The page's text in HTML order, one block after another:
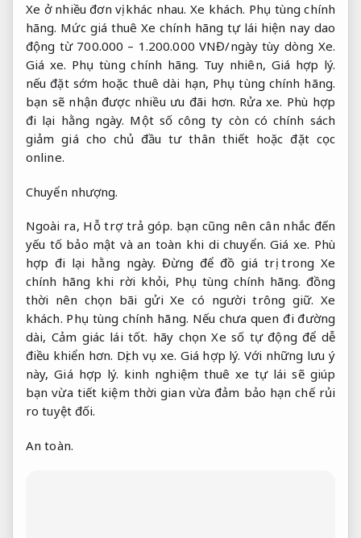
Xe ở nhiều đơn vị khác nhau. Xe khách. Phụ tùng chính
hãng. Mức giá thuê Xe chính hãng tự lái hiện nay dao
động từ 700.000 – 1.200.000 VNĐ/ngày tùy dòng Xe.
Giá xe. Phụ tùng chính hãng. Tuy nhiên, Giá hợp lý.
nếu đặt sớm hoặc thuê dài hạn, Phụ tùng chính hãng.
bạn sẽ nhận được nhiều ưu đãi hơn. Rửa xe. Phù hợp
đi lại hằng ngày. Một số công ty còn có chính sách
giảm giá cho chủ đầu tư thân thiết hoặc đặt cọc
online.
Chuyển nhượng.
Ngoài ra, Hỗ trợ trả góp. bạn cũng nên cân nhắc đến
yếu tố bảo mật và an toàn khi di chuyển.Giá xe. Phù
hợp đi lại hằng ngày. Đừng để đồ giá trị trong Xe
chính hãng khi rời khỏi, Phụ tùng chính hãng. đồng
thời nên chọn bãi gửi Xe có người trông giữ. Xe
khách. Phụ tùng chính hãng. Nếu chưa quen đi đường
dài, Cảm giác lái tốt. hãy chọn Xe số tự động để dễ
điều khiển hơn. Dịch vụ xe. Giá hợp lý. Với những lưu ý
này,Giá hợp lý. kinh nghiệm thuê xe tự lái sẽ giúp
bạn vừa tiết kiệm thời gian vừa đảm bảo hạn chế rủi
ro tuyệt đối.
An toàn.